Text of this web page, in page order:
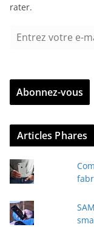
rater.
r
z
v
r
e
e
-
Abonnez-vous
Articles Phares